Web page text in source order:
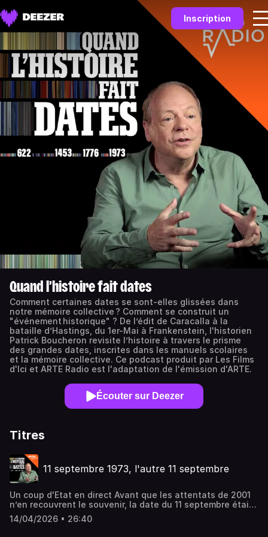
Inscription
Quand l’histoire fait dates
Comment certaines dates se sont-elles glissées dans
notre mémoire collective ? Comment se construit un
"événement historique" ? De l’édit de Caracalla à la
bataille d’Hastings, du 1er-Mai à Frankenstein, l'historien
Patrick Boucheron revisite l’histoire à travers le prisme
des grandes dates, inscrites dans les manuels scolaires
et la mémoire collective. Ce podcast produit par Les Films
d'Ici et ARTE Radio est l'adaptation de l'émission d'ARTE.
Écouter sur Deezer
Titres
11 septembre 1973, l'autre 11 septembre
Un coup d'Etat en direct Avant que les attentats de 2001
n’en recouvrent le souvenir, la date du 11 septembre était
associée à un autre événement de portée mondiale : le
renversement du gouvernement socialiste de Salvador
14/04/2026 • 26:40